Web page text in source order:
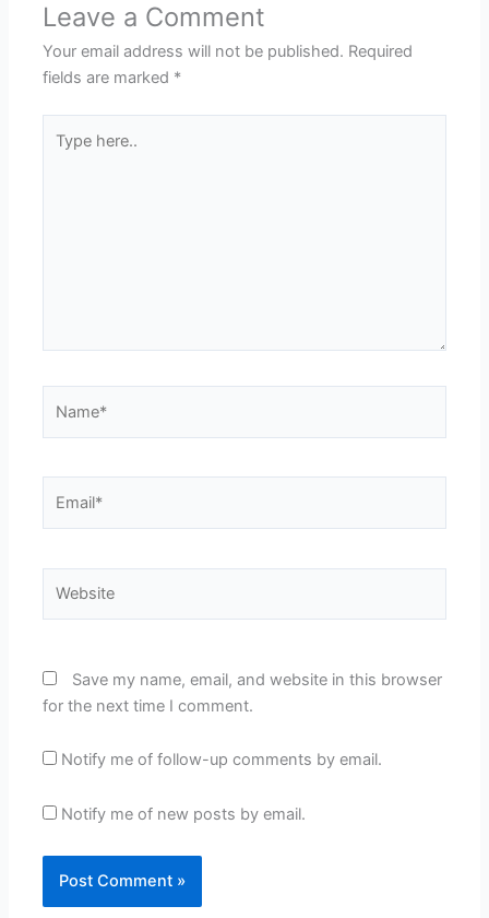
Leave a Comment
Your email address will not be published. Required
fields are marked *
here..
Save my name, email, and website in this browser
for the next time I comment.
Notify me of follow-up comments by email.
Notify me of new posts by email.